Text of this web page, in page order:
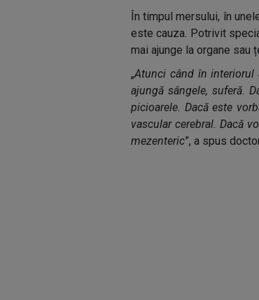
În timpul mersului, în
este cauza. Potrivit
mai ajunge la organe sau
„Atunci când în interiorul
ajungă sângele, suferă.
picioarele. Dacă este
vascular cerebral. Dacă
mezenteric”, a spus